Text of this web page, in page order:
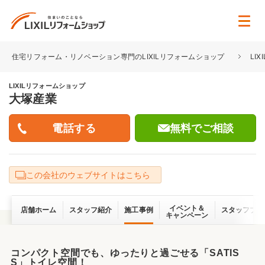
住宅リフォーム・リノベーション専門のLIXILリフォームショップ
LIXILリフォームショップ
大塚産業
無料でご相談
この会社のウェブサイトはこちら
店舗ホーム スタッフ紹介 施工事例
イベント＆
キャンペーン
スタッフブ
コンパクト空間でも、ゆったりと過ごせる「SATIS
S」トイレ空間！